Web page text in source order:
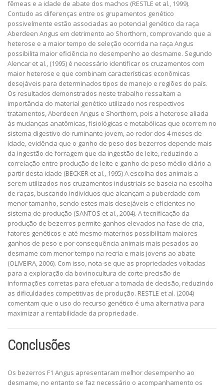
fêmeas e a idade de abate dos machos (RESTLE et al., 1999).
Contudo as diferenças entre os grupamentos genético
possivelmente estão associadas ao potencial genético da raça
Aberdeen Angus em detrimento ao Shorthorn, comprovando que a
heterose e a maior tempo de seleção ocorrida na raça Angus
possibilita maior eficiência no desempenho ao desmame. Segundo
Alencar et al., (1995) é necessário identificar os cruzamentos com
maior heterose e que combinam características econômicas
desejáveis para determinados tipos de manejo e regiões do país.
Os resultados demonstrados neste trabalho ressaltam a
importância do material genético utilizado nos respectivos
tratamentos, Aberdeen Angus e Shorthorn, pois a heterose aliada
às mudanças anatômicas, fisiológicas e metabólicas que ocorrem no
sistema digestivo do ruminante jovem, ao redor dos 4 meses de
idade, evidência que o ganho de peso dos bezerros depende mais
da ingestão de forragem que da ingestão de leite, reduzindo a
correlação entre produção de leite e ganho de peso médio diário a
partir desta idade (BECKER et al., 1995) A escolha dos animais a
serem utilizados nos cruzamentos industriais se baseia na escolha
de raças, buscando indivíduos que alcançam a puberdade com
menor tamanho, sendo estes mais desejáveis e eficientes no
sistema de produção (SANTOS et al., 2004). A tecnificação da
produção de bezerros permite ganhos elevados na fase de cria,
fatores genéticos e até mesmo maternos possibilitam maiores
ganhos de peso e por consequência animais mais pesados ao
desmame com menor tempo na recria e mais jovens ao abate
(OLIVEIRA, 2006). Com isso, nota-se que as propriedades voltadas
para a exploração da bovinocultura de corte precisão de
informações corretas para efetuar a tomada de decisão, reduzindo
as dificuldades competitivas de produção. RESTLE et al. (2004)
comentam que o uso do recurso genético é uma alternativa para
maximizar a rentabilidade da propriedade.
Conclusões
Os bezerros F1 Angus apresentaram melhor desempenho ao
desmame, no entanto se faz necessário o acompanhamento os